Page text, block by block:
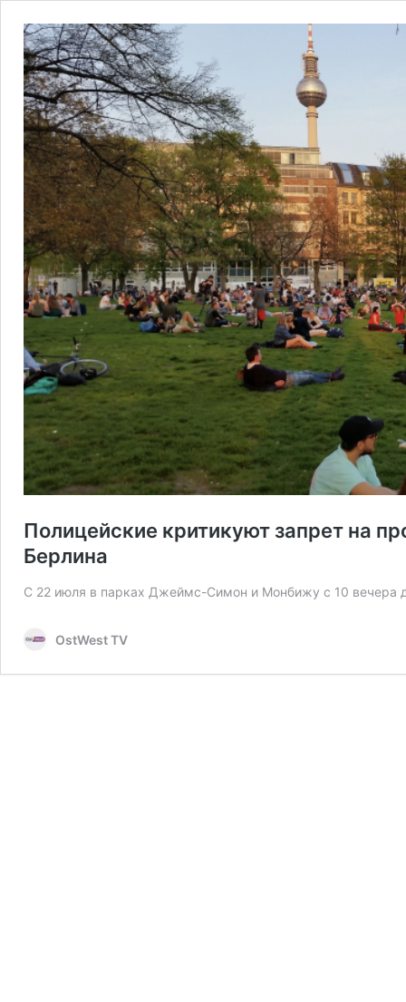
Полицейские критикуют запрет на
Берлина
С 22 июля в парках Джеймс-Симон и Монбижу с 10 вечера
OstWest TV